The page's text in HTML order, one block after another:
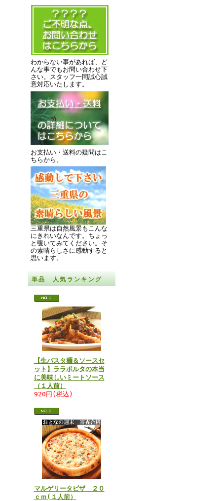
わからない事があれば、ど
んな事でもお問い合わせ下
さい。スタッフ一同誠心誠
意対応いたします。
お支払い・送料の疑問はこ
ちらから。
三重県は自然風景もこんな
にきれいなんです。 ちょっ
と覗いてみてください。 そ
の素晴らしさに感動すると
思います。
単品 人気ランキング
【生パスタ麺＆ソースセ
ット】ララポルタの本当
に美味しいミートソース
（１人前）
920円(税込)
マルゲリータピザ ２０
ｃｍ(１人前）